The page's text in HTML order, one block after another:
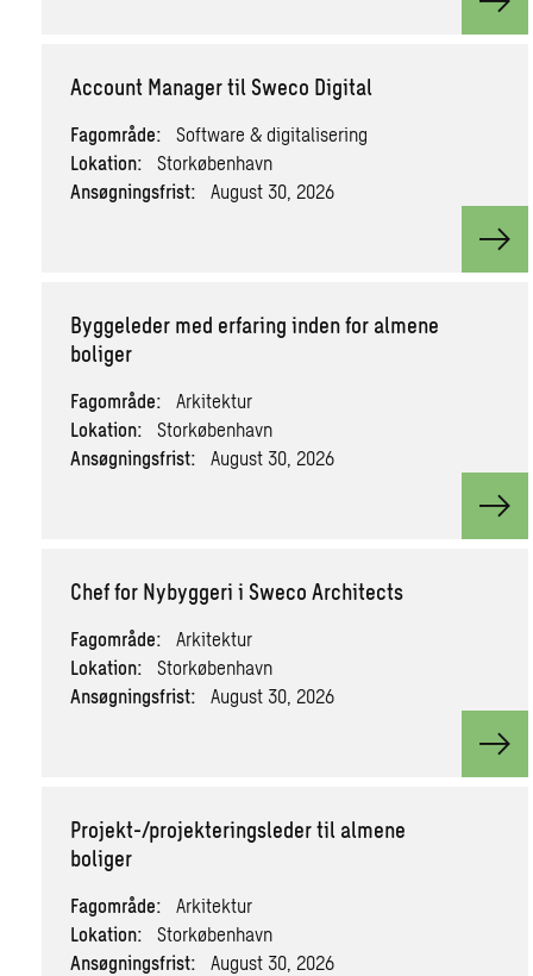
Account Manager til Sweco Digital
Fagområde:
Software & digitalisering
Lokation:
Storkøbenhavn
Ansøgningsfrist:
August 30, 2026
Byggeleder med erfaring inden for almene
boliger
Fagområde:
Arkitektur
Lokation:
Storkøbenhavn
Ansøgningsfrist:
August 30, 2026
Chef for Nybyggeri i Sweco Architects
Fagområde:
Arkitektur
Lokation:
Storkøbenhavn
Ansøgningsfrist:
August 30, 2026
Projekt-/projekteringsleder til almene
boliger
Fagområde:
Arkitektur
Lokation:
Storkøbenhavn
Ansøgningsfrist:
August 30, 2026